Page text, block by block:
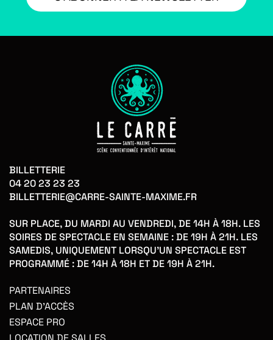
BILLETTERIE
04 20 23 23 23
BILLETTERIE@CARRE-SAINTE-MAXIME.FR
SUR PLACE, DU MARDI AU VENDREDI, DE 14H À 18H. LES
SOIRES DE SPECTACLE EN SEMAINE : DE 19H À 21H. LES
SAMEDIS, UNIQUEMENT LORSQU'UN SPECTACLE EST
PROGRAMMÉ : DE 14H À 18H ET DE 19H À 21H.
PARTENAIRES
PLAN D'ACCÈS
ESPACE PRO